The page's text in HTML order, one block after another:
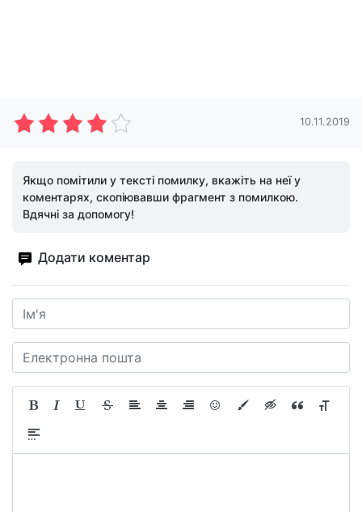
10.11.2019
Якщо помітили у тексті помилку, вкажіть на неї у
коментарях, скопіювавши фрагмент з помилкою.
Вдячні за допомогу!
Додати коментар